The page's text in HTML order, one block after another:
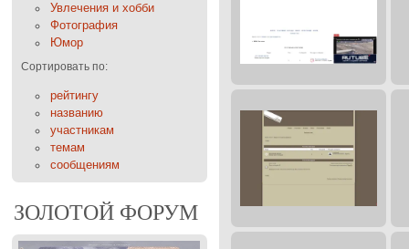
Увлечения и хобби
Фотография
Юмор
Сортировать по:
рейтингу
названию
участникам
темам
сообщениям
ЗОЛОТОЙ ФОРУМ